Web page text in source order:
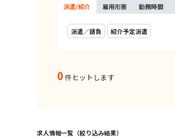
派遣/紹介 雇用形態 勤務時間
派遣／請負 紹介予定派遣
0 件ヒットします
求人情報一覧（絞り込み結果）